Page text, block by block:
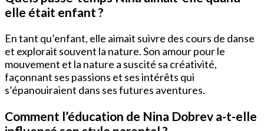
elle était enfant ?
En tant qu’enfant, elle aimait suivre des cours de danse
et explorait souvent la nature. Son amour pour le
mouvement et la nature a suscité sa créativité,
façonnant ses passions et ses intérêts qui
s’épanouiraient dans ses futures aventures.
Comment l’éducation de Nina Dobrev a-t-elle